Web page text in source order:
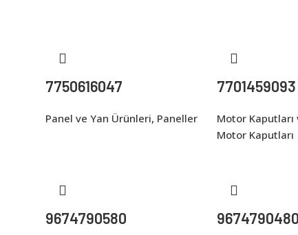
7750616047
Panel ve Yan Ürünleri, Paneller
7701459093
Motor
Motor Kaputları
9674790580 9674790480